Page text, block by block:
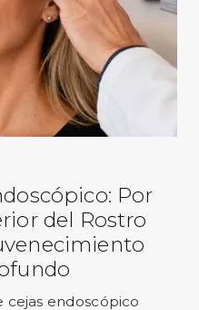
Por
del Rostro
endoscópico